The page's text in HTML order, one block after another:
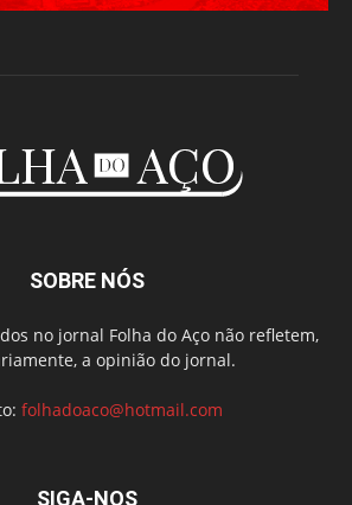
SOBRE NÓS
no jornal Folha do Aço não refletem,
a opinião do jornal.
folhadoaco@hotmail.com
SIGA-NOS